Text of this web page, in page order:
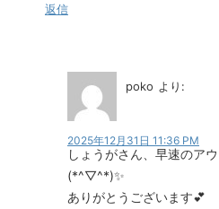
返信
poko より:
2025年12月31日 11:36 PM
しょうがさん、早速のア
(*^▽^*)✨
ありがとうございます💕